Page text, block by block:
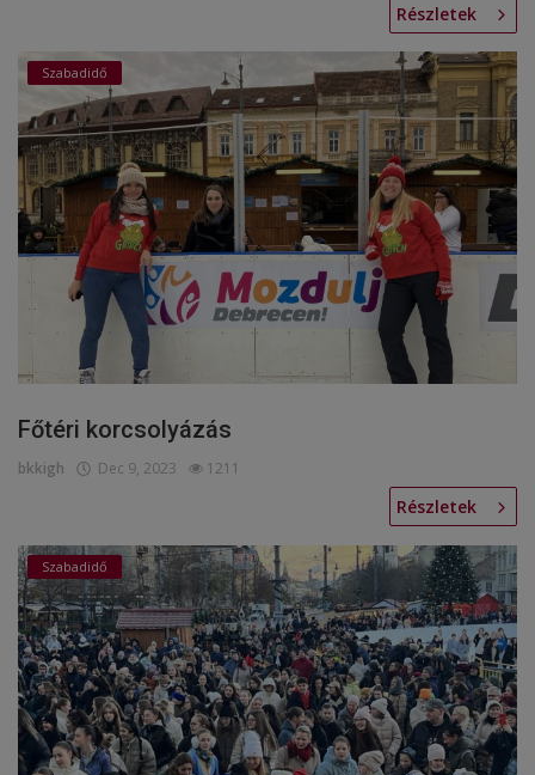
Részletek
Szabadidő
Főtéri korcsolyázás
bkkigh Dec 9, 2023 1211
Részletek
Szabadidő